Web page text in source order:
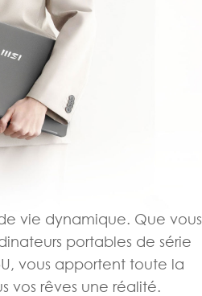
vie dynamique. Que vous
portables de série
vous apportent toute la
vos rêves une réalité.